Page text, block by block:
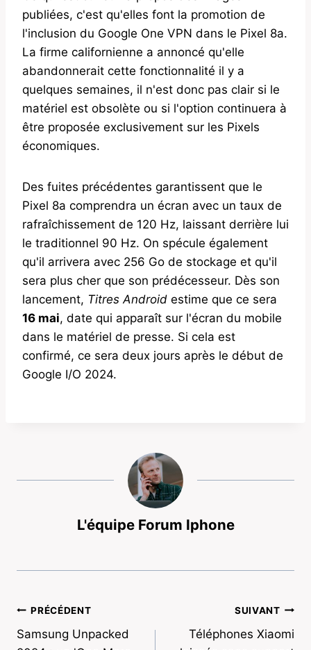
publiées, c'est qu'elles font la promotion de
l'inclusion du Google One VPN dans le Pixel 8a.
La firme californienne a annoncé qu'elle
abandonnerait cette fonctionnalité il y a
quelques semaines, il n'est donc pas clair si le
matériel est obsolète ou si l'option continuera à
être proposée exclusivement sur les Pixels
économiques.
Des fuites précédentes garantissent que le
Pixel 8a comprendra un écran avec un taux de
rafraîchissement de 120 Hz, laissant derrière lui
le traditionnel 90 Hz. On spécule également
qu'il arrivera avec 256 Go de stockage et qu'il
sera plus cher que son prédécesseur. Dès son
lancement, Titres Android estime que ce sera
16 mai, date qui apparaît sur l'écran du mobile
dans le matériel de presse. Si cela est
confirmé, ce sera deux jours après le début de
Google I/O 2024.
L'équipe Forum Iphone
Navigation
de
PRÉCÉDENT
Samsung Unpacked
SUIVANT
Téléphones Xiaomi